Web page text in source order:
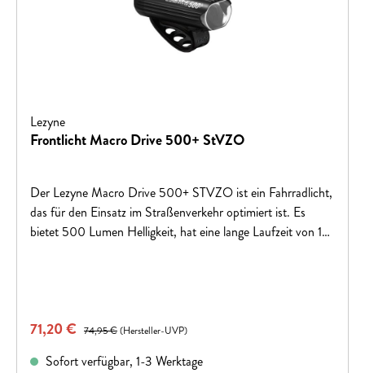
Lezyne
Frontlicht Macro Drive 500+ StVZO
Der Lezyne Macro Drive 500+ STVZO ist ein Fahrradlicht,
das für den Einsatz im Straßenverkehr optimiert ist. Es
bietet 500 Lumen Helligkeit, hat eine lange Laufzeit von 18
kann auch mit dem Infinite Light Power Pack+ erweitert
Verkaufspreis:
71,20 € Regulärer Preis:
74,95 €(Hersteller-UVP)
Sofort verfügbar, 1-3 Werktage